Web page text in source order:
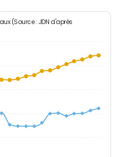
(Source : JDN d'après